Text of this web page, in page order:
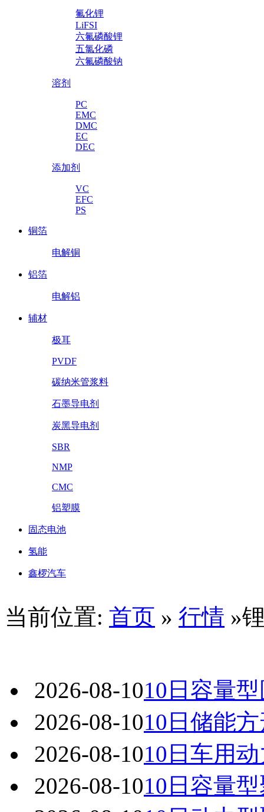
氟化锂
LiFSI
六氟磷酸锂
五氯化磷
六氟磷酸钠
溶剂
PC
EMC
DMC
EC
DEC
添加剂
VC
EFC
PS
铜箔
电解铜
铝箔
电解铝
辅材
极耳
PVDF
碳纳米管浆料
石墨导电剂
炭黑导电剂
SBR
NMP
CMC
铝塑膜
固态电池
氢能
鑫椤汽车
当前位置: 首页 » 行情 »
2026-08-1010日容量
2026-08-1010日储能
2026-08-1010日车用
2026-08-1010日容量